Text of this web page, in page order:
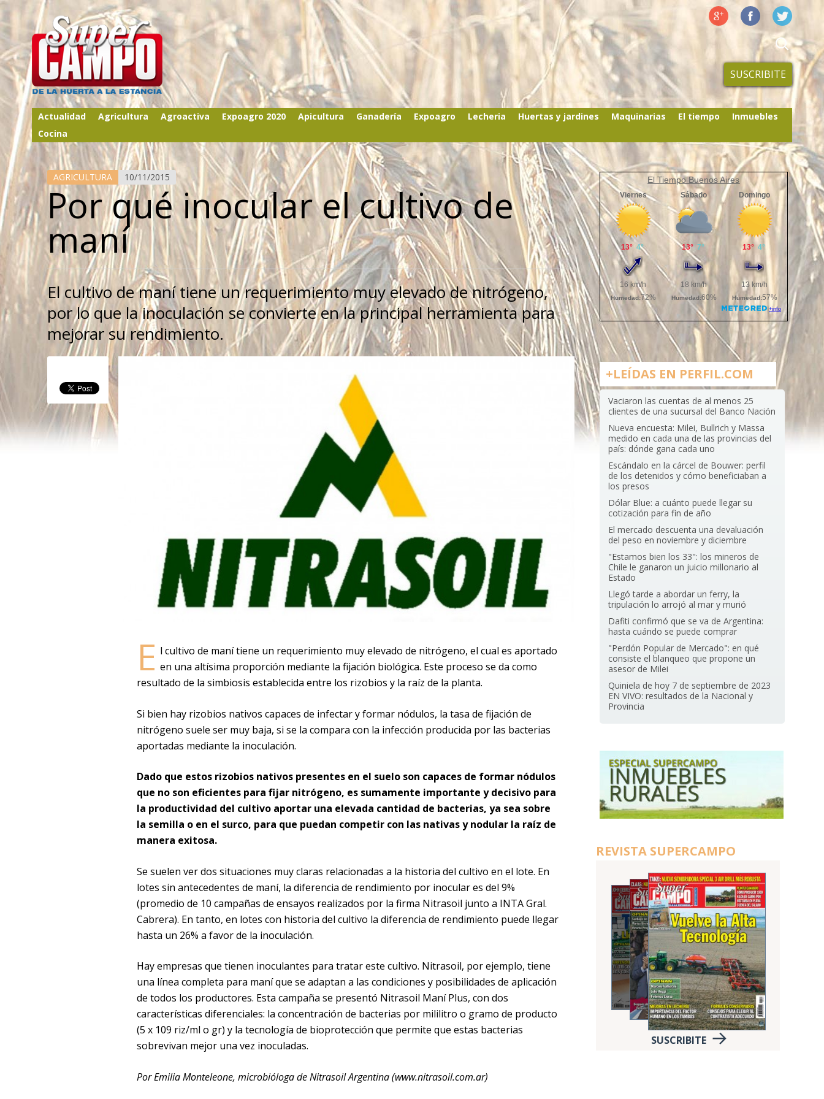
SUSCRIBITE
Actualidad Agricultura Agroactiva Expoagro 2020 Apicultura Ganadería Expoagro Lecheria Huertas y jardines Maquinarias El tiempo
Inmuebles
Cocina
AGRICULTURA 10/11/2015
Por qué inocular el cultivo de
maní
El cultivo de maní tiene un requerimiento muy elevado de nitrógeno,
por lo que la inoculación se convierte en la principal herramienta para
mejorar su rendimiento.
E l cultivo de maní tiene un requerimiento muy elevado de nitrógeno, el cual es aportado
en una altísima proporción mediante la fijación biológica. Este proceso se da como
resultado de la simbiosis establecida entre los rizobios y la raíz de la planta.
Si bien hay rizobios nativos capaces de infectar y formar nódulos, la tasa de fijación de
nitrógeno suele ser muy baja, si se la compara con la infección producida por las bacterias
aportadas mediante la inoculación.
Dado que estos rizobios nativos presentes en el suelo son capaces de formar nódulos
que no son eficientes para fijar nitrógeno, es sumamente importante y decisivo para
la productividad del cultivo aportar una elevada cantidad de bacterias, ya sea sobre
la semilla o en el surco, para que puedan competir con las nativas y nodular la raíz de
manera exitosa.
Se suelen ver dos situaciones muy claras relacionadas a la historia del cultivo en el lote. En
lotes sin antecedentes de maní, la diferencia de rendimiento por inocular es del 9%
(promedio de 10 campañas de ensayos realizados por la firma Nitrasoil junto a INTA Gral.
Cabrera). En tanto, en lotes con historia del cultivo la diferencia de rendimiento puede llegar
hasta un 26% a favor de la inoculación.
Hay empresas que tienen inoculantes para tratar este cultivo. Nitrasoil, por ejemplo, tiene
una línea completa para maní que se adaptan a las condiciones y posibilidades de aplicación
de todos los productores. Esta campaña se presentó Nitrasoil Maní Plus, con dos
características diferenciales: la concentración de bacterias por mililitro o gramo de producto
(5 x 109 riz/ml o gr) y la tecnología de bioprotección que permite que estas bacterias
sobrevivan mejor una vez inoculadas.
Por Emilia Monteleone, microbióloga de Nitrasoil Argentina (www.nitrasoil.com.ar)
El Tiempo Buenos Aires
+LEÍDAS EN PERFIL.COM
Vaciaron las cuentas de al menos 25
clientes de una sucursal del Banco Nación
Nueva encuesta: Milei, Bullrich y Massa
medido en cada una de las provincias del
país: dónde gana cada uno
Escándalo en la cárcel de Bouwer: perfil
de los detenidos y cómo beneficiaban a
los presos
Dólar Blue: a cuánto puede llegar su
cotización para fin de año
El mercado descuenta una devaluación
del peso en noviembre y diciembre
"Estamos bien los 33": los mineros de
Chile le ganaron un juicio millonario al
Estado
Llegó tarde a abordar un ferry, la
tripulación lo arrojó al mar y murió
Dafiti confirmó que se va de Argentina:
hasta cuándo se puede comprar
"Perdón Popular de Mercado": en qué
consiste el blanqueo que propone un
asesor de Milei
Quiniela de hoy 7 de septiembre de 2023
EN VIVO: resultados de la Nacional y
Provincia
REVISTA SUPERCAMPO
SUSCRIBITE